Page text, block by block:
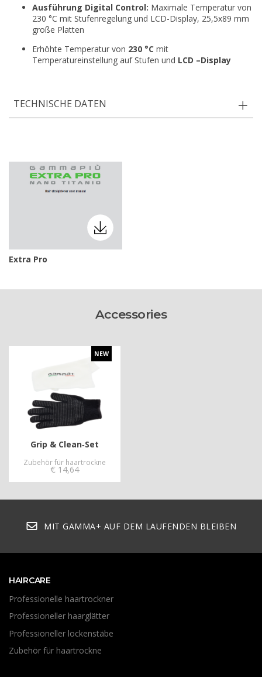
Ausführung Digital Control: Maximale Temperatur von
230 °C mit Stufenregelung und LCD-Display, 25,5x89 mm
große Platten
Erhöhte Temperatur von 230 °C mit
Temperatureinstellung auf Stufen und LCD –Display
TECHNISCHE DATEN
Extra Pro
Accessories
NEW
Grip & Clean‑Set
Zubehör für haartrockne
€ 14,64
MIT GAMMA+ AUF DEM LAUFENDEN BLEIBEN
HAIRCARE
Professionelle haartrockner
Professioneller haarglätter
Professioneller lockenstäbe
Zubehör für haartrockne